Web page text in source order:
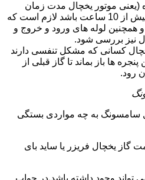
(یعنی موتور یخچال مدت زمان
کمتری استراحت داشته باشد)بیش از 10 ساعت باشد لازم است که
همچنین لوله های ورود و خروج و
نیز بررسی شود.
کسانی که مشکل تنفسی دارند
ها باز بماند تا گاز قبلی از
رود.
سامسونگ به چه مواردی بستگی
گاز یخچال فریزر یا ساید بای
وجود داشته باشد.در جواب